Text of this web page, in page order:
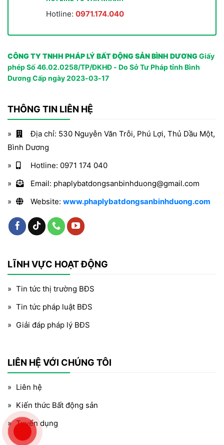
Hotline: 0971.174.040
CÔNG TY TNHH PHÁP LÝ BẤT ĐỘNG SẢN BÌNH DƯƠNGGiấy
phép Số 46.02.0258/TP/ĐKHĐ - Do Sở Tư Pháp tỉnh Bình
Dương Cấp ngày 2023-03-17
THÔNG TIN LIÊN HỆ
Địa chỉ: 530 Nguyễn Văn Trỗi, Phú Lợi, Thủ Dầu Một,
Bình Dương
Hotline: 0971 174 040
Email: phaplybatdongsanbinhduong@gmail.com
Website: www.phaplybatdongsanbinhduong.com
LĨNH VỰC HOẠT ĐỘNG
Tin tức thị trường BĐS
Tin tức pháp luật BĐS
Giải đáp pháp lý BĐS
LIÊN HỆ VỚI CHÚNG TÔI
Liên hệ
Kiến thức Bất động sản
Tuyển dụng